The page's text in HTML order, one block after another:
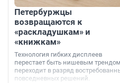
Петербуржцы
возвращаются к
«раскладушкам» и
«книжкам»
Технология гибких дисплеев
перестает быть нишевым
переходит в разряд
повседневных решений.